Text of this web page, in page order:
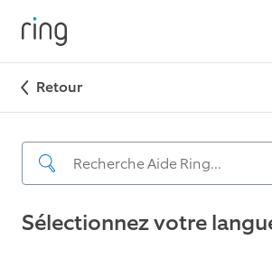
Retour
Sélectionnez votre